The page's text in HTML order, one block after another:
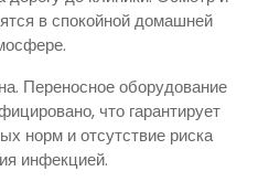
в спокойной домашней
Переносное оборудование
что гарантирует
норм и отсутствие риска
инфекцией.